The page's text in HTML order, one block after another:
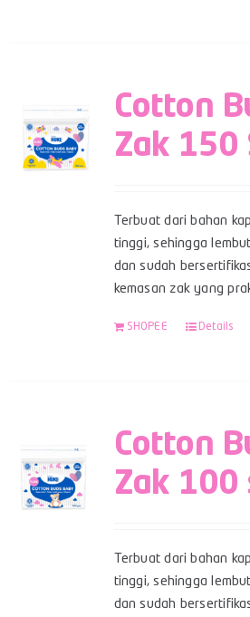
Cotton
Zak 150
Terbuat dari bahan
tinggi, sehingga
dan sudah
kemasan zak yang
SHOPEE Details
Cotton
Zak 100
Terbuat dari bahan
tinggi, sehingga
dan sudah